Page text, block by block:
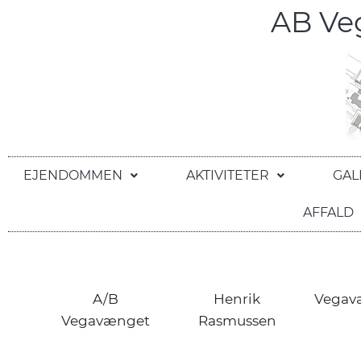
AB
EJENDOMMEN AKTIVITETER
AFFALD
A/B
Vegavænget
Henrik
Rasmussen